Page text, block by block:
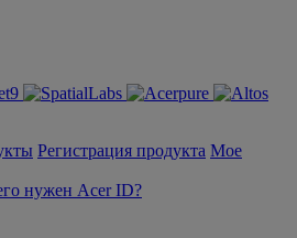
Регистрация продукта Мое
нужен Acer ID?